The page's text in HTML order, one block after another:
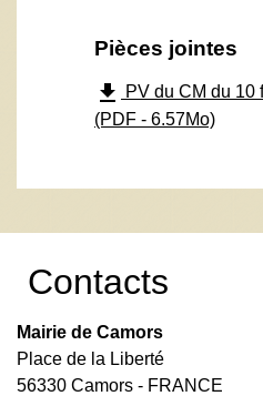
Pièces jointes
file_download
PV du CM du 10
(PDF - 6.57Mo)
Contacts
Mairie de Camors
Place de la Liberté
56330 Camors - FRANCE